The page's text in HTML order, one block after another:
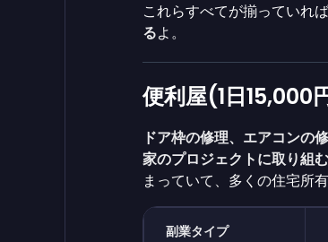
これらすべてが揃っていれば
るよ。
便利屋(1日15,000
ドア枠の修理、エアコンの
家のプロジェクトに取り組
まっていて、多くの住宅所
副業タイプ